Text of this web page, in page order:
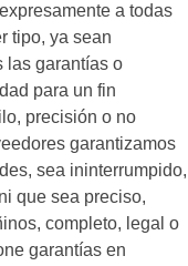
a todas
tipo, ya sean
las garantías o
para un fin
precisión o no
garantizamos
sea ininterrumpido,
que sea preciso,
completo, legal o
garantías en